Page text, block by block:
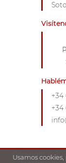
+34
+34
Copyright ©
Usamos